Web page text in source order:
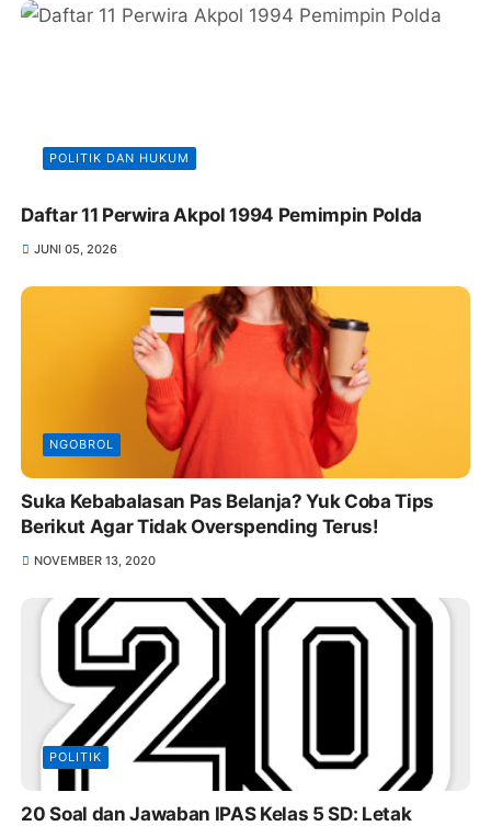
POLITIK DAN HUKUM
Daftar 11 Perwira Akpol 1994 Pemimpin Polda
JUNI 05, 2026
NGOBROL
Suka Kebabalasan Pas Belanja? Yuk Coba Tips
Berikut Agar Tidak Overspending Terus!
NOVEMBER 13, 2020
POLITIK
20 Soal dan Jawaban IPAS Kelas 5 SD: Letak